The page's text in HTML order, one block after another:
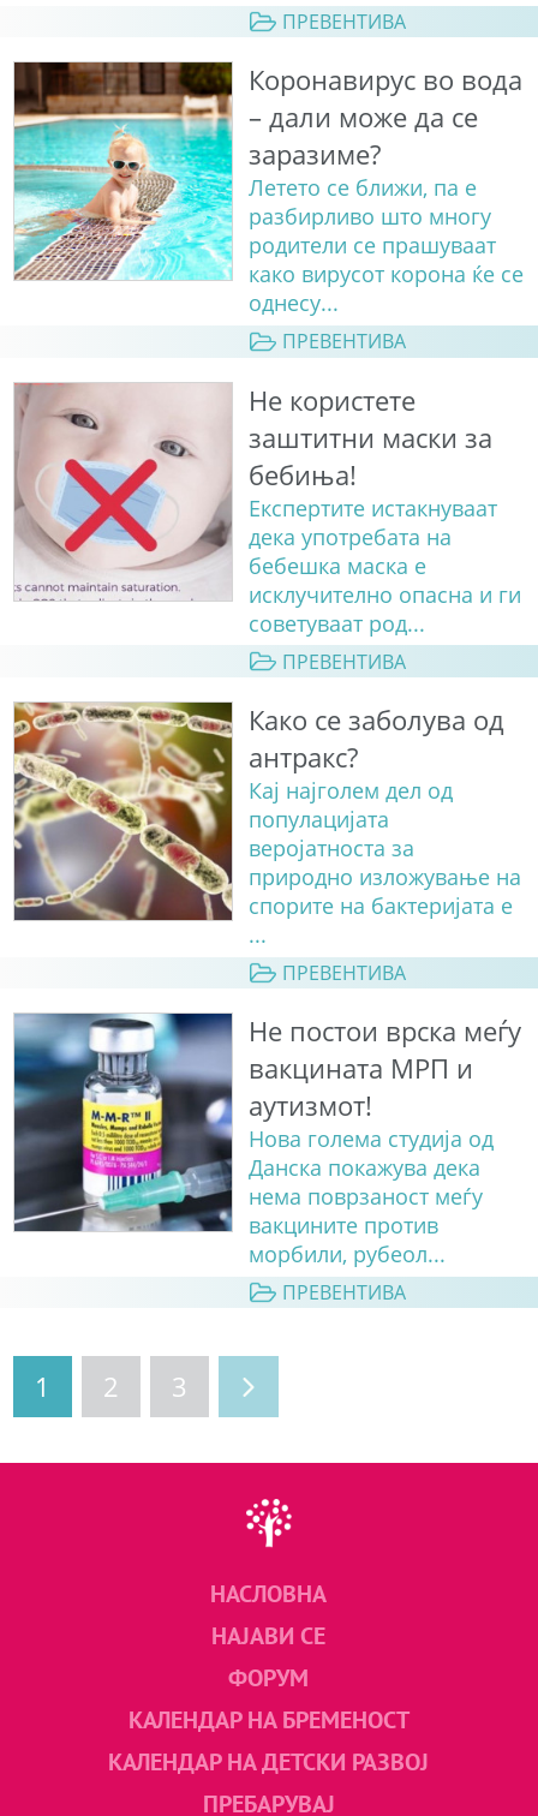
ПРЕВЕНТИВА
Коронавирус во вода
– дали може да се
заразиме?
Летето се ближи, па е
разбирливо што многу
родители се прашуваат
како вирусот корона ќе се
однесу...
ПРЕВЕНТИВА
Не користете
заштитни маски за
бебиња!
Експертите истакнуваат
дека употребата на
бебешка маска е
исклучително опасна и ги
советуваат род...
ПРЕВЕНТИВА
Како се заболува од
антракс?
Кај најголем дел од
популацијата
веројатноста за
природно изложување на
спорите на бактеријата е
...
ПРЕВЕНТИВА
Не постои врска меѓу
вакцината МРП и
аутизмот!
Нова голема студија од
Данска покажува дека
нема поврзаност меѓу
вакцините против
морбили, рубеол...
ПРЕВЕНТИВА
1 2 3
НАСЛОВНА
НАЈАВИ СЕ
ФОРУМ
КАЛЕНДАР НА БРЕМЕНОСТ
КАЛЕНДАР НА ДЕТСКИ РАЗВОЈ
ПРЕБАРУВАЈ